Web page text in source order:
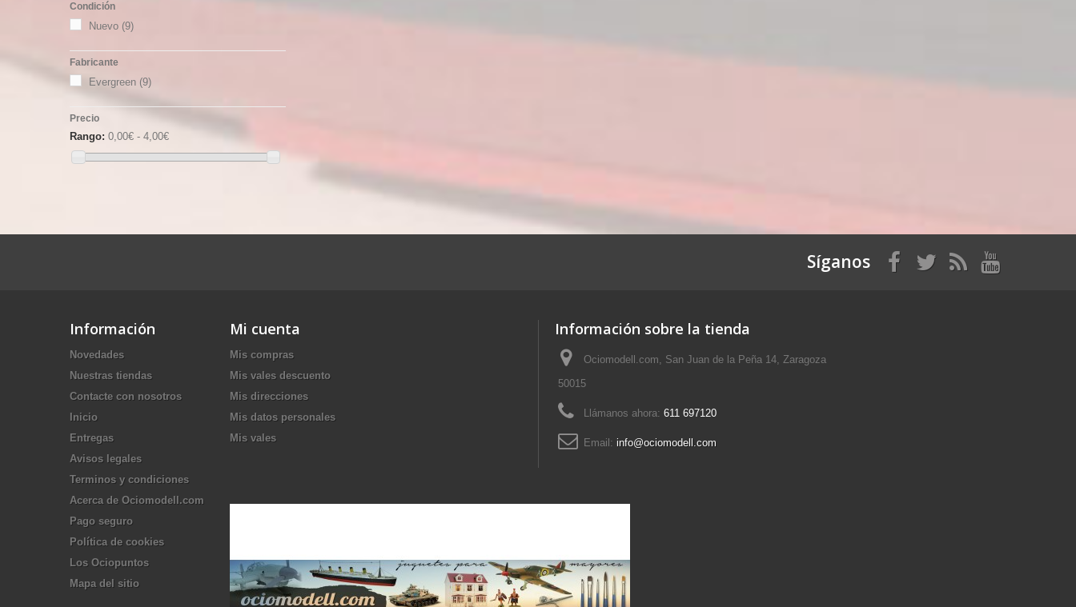
Condición
Nuevo (9)
Fabricante
Evergreen (9)
Precio
Rango: 0,00€ - 4,00€
Síganos
Información
Novedades
Nuestras tiendas
Contacte con nosotros
Inicio
Entregas
Avisos legales
Terminos y condiciones
Acerca de Ociomodell.com
Pago seguro
Política de cookies
Los Ociopuntos
Mapa del sitio
Mi cuenta
Mis compras
Mis vales descuento
Mis direcciones
Mis datos personales
Mis vales
Información sobre la tienda
Ociomodell.com, San Juan de la Peña 14, Zaragoza
50015
Llámanos ahora: 611 697120
Email: info@ociomodell.com